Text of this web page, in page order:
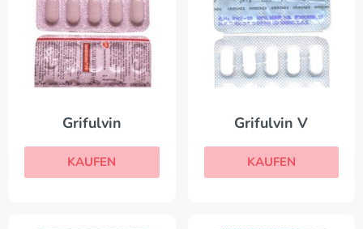
Grifulvin
KAUFEN
Grifulvin V
KAUFEN